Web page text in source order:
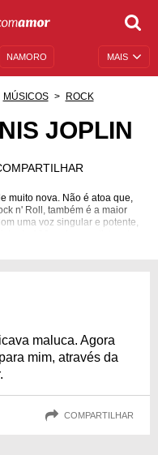
MAIS
NAMORO
MÚSICOS ROCK
JOPLIN
muito nova. Não é atoa que,
n' Roll, também é a maior
uma voz singular e potente,
de 100 maiores artistas de
maluca. Agora
mim, através da
COMPARTILHAR